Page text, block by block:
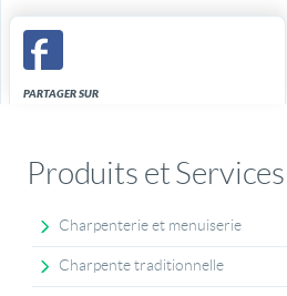
PARTAGER SUR
Produits et Services
Charpenterie et menuiserie
Charpente traditionnelle